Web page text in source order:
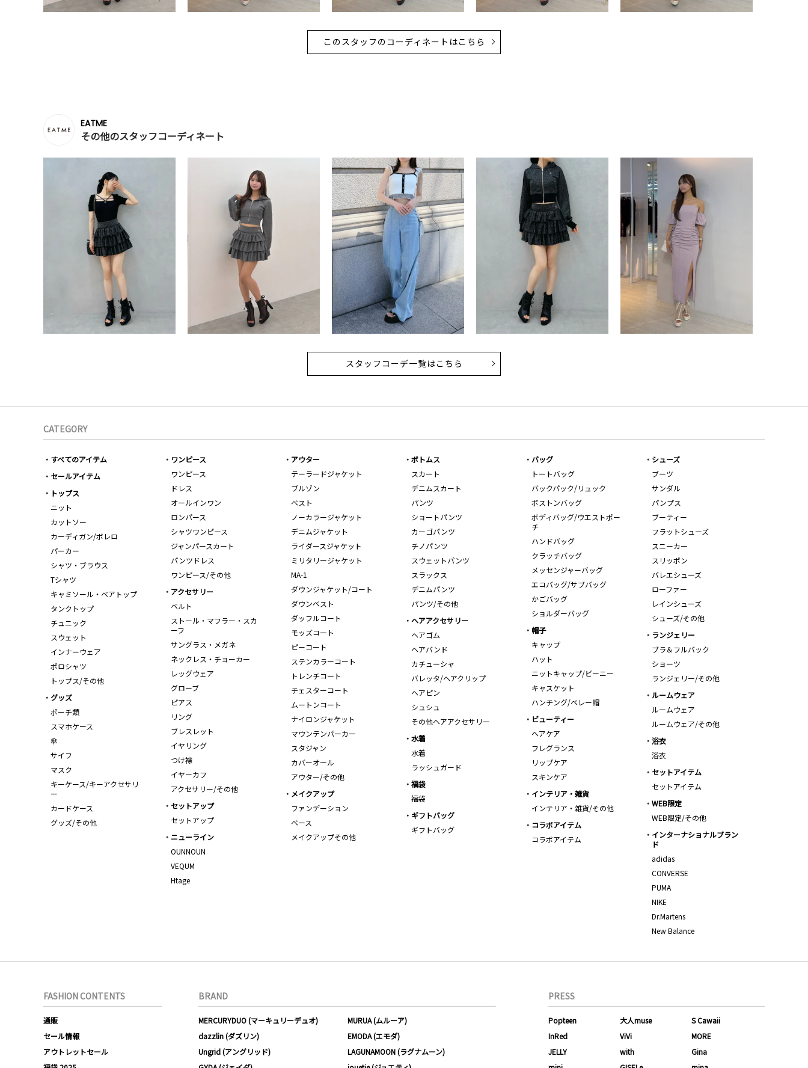
このスタッフのコーディネートはこちら
EATME
その他のスタッフコーディネート
スタッフコーデ一覧はこちら
CATEGORY
すべてのアイテム
セールアイテム
トップス
ニット
カットソー
カーディガン/ボレロ
パーカー
シャツ・ブラウス
Tシャツ
キャミソール・ベアトップ
タンクトップ
チュニック
スウェット
インナーウェア
ポロシャツ
トップス/その他
ワンピース
ワンピース
ドレス
オールインワン
ロンパース
シャツワンピース
ジャンパースカート
パンツドレス
ワンピース/その他
アウター
テーラードジャケット
ブルゾン
ベスト
ノーカラージャケット
デニムジャケット
ライダースジャケット
ミリタリージャケット
MA-1
ダウンジャケット/コート
ダウンベスト
ダッフルコート
モッズコート
ピーコート
ステンカラーコート
トレンチコート
チェスターコート
ムートンコート
ナイロンジャケット
マウンテンパーカー
スタジャン
カバーオール
アウター/その他
ボトムス
スカート
デニムスカート
パンツ
ショートパンツ
カーゴパンツ
チノパンツ
スウェットパンツ
スラックス
デニムパンツ
パンツ/その他
バッグ
トートバッグ
バックパック/リュック
ボストンバッグ
ボディバッグ/ウエストポー
チ
ハンドバッグ
クラッチバッグ
メッセンジャーバッグ
エコバッグ/サブバッグ
かごバッグ
ショルダーバッグ
シューズ
ブーツ
サンダル
パンプス
ブーティー
フラットシューズ
スニーカー
スリッポン
バレエシューズ
ローファー
レインシューズ
シューズ/その他
アクセサリー
ベルト
ストール・マフラー・スカ
ーフ
サングラス・メガネ
ネックレス・チョーカー
レッグウェア
グローブ
ピアス
リング
ブレスレット
イヤリング
つけ襟
イヤーカフ
アクセサリー/その他
ヘアアクセサリー
ヘアゴム
ヘアバンド
カチューシャ
バレッタ/ヘアクリップ
ヘアピン
シュシュ
その他ヘアアクセサリー
帽子
キャップ
ハット
ニットキャップ/ビーニー
キャスケット
ハンチング/ベレー帽
ランジェリー
ブラ＆フルバック
ショーツ
ランジェリー/その他
ルームウェア
ルームウェア
ルームウェア/その他
グッズ
ポーチ類
スマホケース
傘
サイフ
マスク
キーケース/キーアクセサリ
ー
カードケース
グッズ/その他
ビューティー
ヘアケア
フレグランス
リップケア
スキンケア
水着
水着
ラッシュガード
浴衣
浴衣
セットアイテム
セットアイテム
福袋
福袋
メイクアップ
ファンデーション
ベース
メイクアップその他
インテリア・雑貨
インテリア・雑貨/その他
WEB限定
WEB限定/その他
セットアップ
セットアップ
ギフトバッグ
ギフトバッグ
コラボアイテム
コラボアイテム
インターナショナルブラン
ド
adidas
CONVERSE
PUMA
NIKE
Dr.Martens
New Balance
ニューライン
OUNNOUN
VEQUM
Htage
FASHION CONTENTS
通販
セール情報
アウトレットセール
BRAND
MERCURYDUO (マーキュリーデュオ)
MURUA (ムルーア)
dazzlin (ダズリン)
EMODA (エモダ)
Ungrid (アングリッド)
LAGUNAMOON (ラグナムーン)
PRESS
Popteen 大人muse
S Cawaii
InRed
ViVi
MORE
JELLY
with
Gina